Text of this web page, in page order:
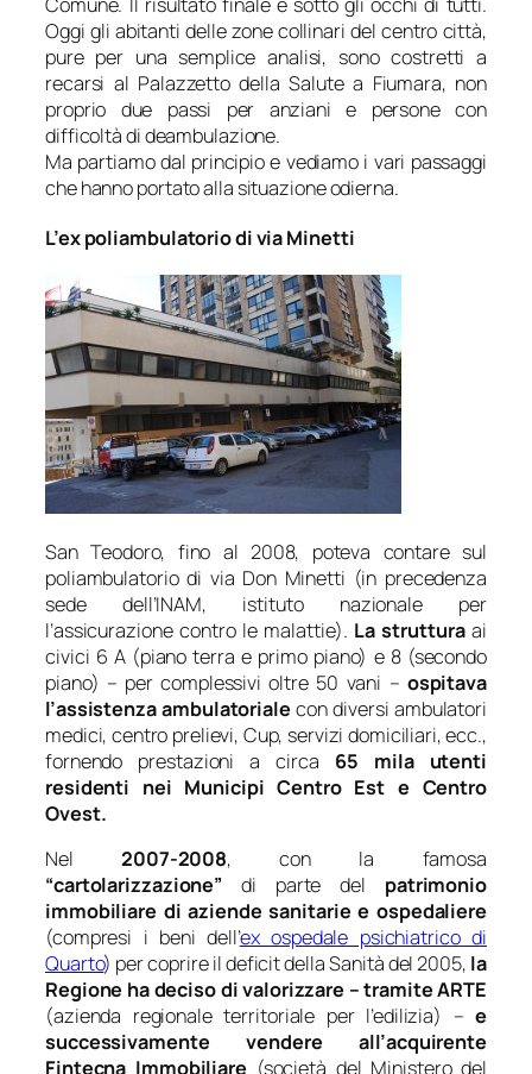
Oggi gli abitanti delle zone collinari del centro città,
pure per una semplice analisi, sono costretti a
recarsi al Palazzetto della Salute a Fiumara, non
proprio due passi per anziani e persone con
difficoltà di deambulazione.
Ma partiamo dal principio e vediamo i vari passaggi
che hanno portato alla situazione odierna.
L’ex poliambulatorio di via Minetti
San Teodoro, fino al 2008, poteva contare sul
poliambulatorio di via Don Minetti (in precedenza
sede dell’INAM, istituto nazionale per
l’assicurazione contro le malattie). La strutturaai
civici 6 A (piano terra e primo piano) e 8 (secondo
piano) – per complessivi oltre 50 vani – ospitava
l’assistenza ambulatoriale con diversi ambulatori
medici, centro prelievi, Cup, servizi domiciliari, ecc.,
fornendo prestazioni a circa 65 mila utenti
residenti nei Municipi Centro Est e Centro
Ovest.
Nel2007-2008, con la famosa
“cartolarizzazione” di parte del patrimonio
immobiliare di aziende sanitarie e ospedaliere
(compresi i beni dell’ex ospedale psichiatrico di
Quarto) per coprire il deficit della Sanità del 2005, la
Regione ha deciso di valorizzare – tramite ARTE
(azienda regionale territoriale per l’edilizia) –e
successivamente vendere all’acquirente
Fintecna Immobiliare (società del Ministero del